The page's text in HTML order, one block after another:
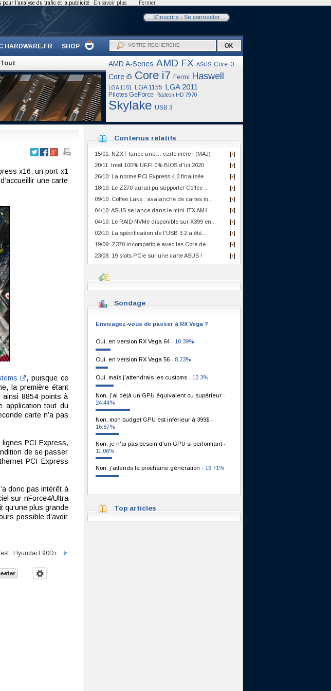
S'inscrire- Se connecter
HARDWARE.FR SHOP
Tout AMD A-Series AMD FX ASUS Core i3
Core i5 Core i7 Fermi Haswell
LGA 1151 LGA 1155 LGA 2011
Pilotes GeForce Radeon HD 7970
Skylake USB 3
x16, un port x1
une carte
, puisque ce
la première étant
8854 points à
application tout du
carte n’a pas
PCI Express,
de se passer
PCI Express
donc pas intérêt à
sur nForce4/Ultra
qu’une plus grande
possible d’avoir
: Hyundai L90D+
Contenus relatifs
[+]
15/01: NZXT lance une… carte mère ! (MAJ)
[+]
20/11: Intel 100% UEFI 0% BIOS d'ici 2020
[+]
26/10: La norme PCI Express 4.0 finalisée
[+]
18/10: Le Z270 aurait pu supporter Coffee ...
[+]
09/10: Coffee Lake : avalanche de cartes m...
[+]
04/10: ASUS se lance dans le mini-ITX AM4
[+]
04/10: Le RAID NVMe disponible sur X399 en...
[+]
02/10: La spécification de l'USB 3.2 a été...
[+]
19/09: Z370 incompatible avec les Core de ...
[+]
23/08: 19 slots PCIe sur une carte ASUS !
Sondage
Envisagez-vous de passer à RX Vega ?
Oui, en version RX Vega 64 - 10.39%
Oui, en version RX Vega 56 - 8.23%
Oui, mais j'attendrais les customs - 12.3%
Non, j'ai déjà un GPU équivalent ou supérieur -
24.44%
Non, mon budget GPU est inférieur à 399$ -
16.87%
Non, je n'ai pas besoin d'un GPU si performant -
11.06%
Non, j'attends la prochaine génération - 16.71%
Top articles
pour l'analyse du trafic et la publicité En savoir plus Fermer